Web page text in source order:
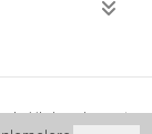
ile hazırlanmıştır.